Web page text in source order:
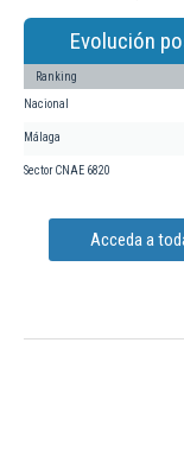
Evolución
Ranking
Nacional
Málaga
Sector CNAE 6820
Acceda a